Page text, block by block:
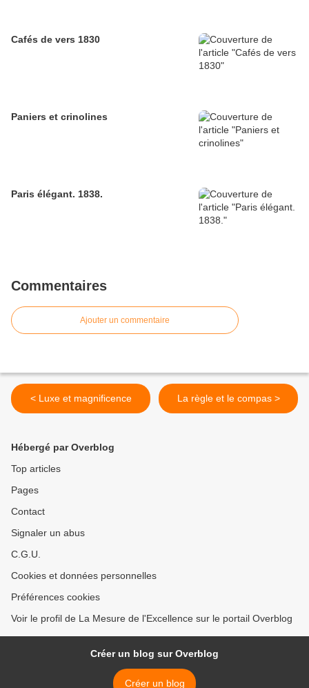
Cafés de vers 1830
Paniers et crinolines
Paris élégant. 1838.
Commentaires
Ajouter un commentaire
< Luxe et magnificence La règle et le compas >
Hébergé par Overblog
Top articles
Pages
Contact
Signaler un abus
C.G.U.
Cookies et données personnelles
Préférences cookies
Voir le profil de La Mesure de l'Excellence sur le portail Overblog
Créer un blog sur Overblog
Créer un blog